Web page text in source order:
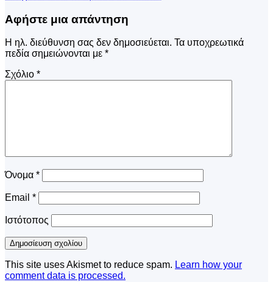
Αφήστε μια απάντηση
Η ηλ. διεύθυνση σας δεν δημοσιεύεται. Τα υποχρεωτικά
πεδία σημειώνονται με *
Σχόλιο *
Όνομα *
Email *
Ιστότοπος
This site uses Akismet to reduce spam. Learn how your
comment data is processed.